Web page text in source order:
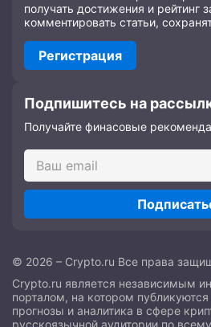
получать достижения и рейтинг
комментировать статьи,
Регистрация
Подпишитесь на
Получайте финасовые
© 2026 – Crypto.ru Все права
Crypto.ru является независимым
порталом, на котором
прогнозы и аналитика в сфере